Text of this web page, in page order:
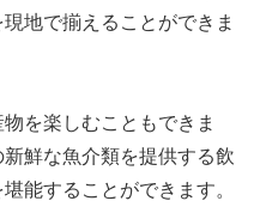
地で揃えることができま
を楽しむこともできま
鮮な魚介類を提供する飲
能することができます。